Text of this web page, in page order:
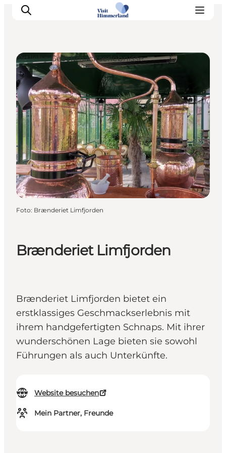
Erlebnisse
Natur
Städte und Orte
Das passiert
Reiseplanung
Praktische Informationen
Brænderiet Limfjorden
Brænderiet Limfjorden bietet ein
erstklassiges Geschmackserlebnis mit
ihrem handgefertigten Schnaps. Mit ihrer
wunderschönen Lage bieten sie sowohl
Führungen als auch Unterkünfte.
Website besuchen
Mein Partner, Freunde
Örtliche Geschmackserlebnisse
Foto: Brænderiet Limfjorden